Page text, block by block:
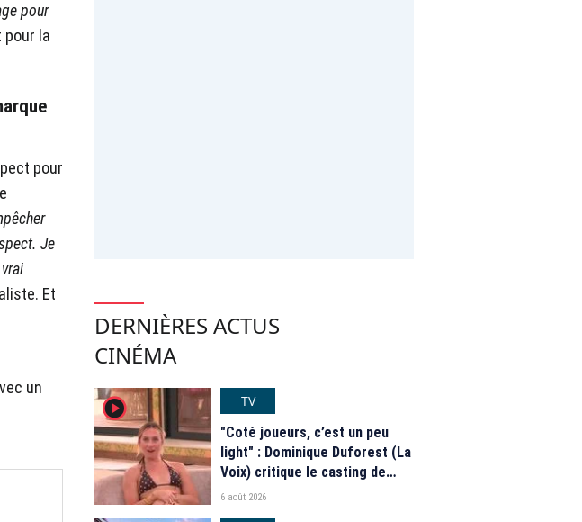
pour
pour la
pour
Je
Et
un
DERNIÈRES ACTUS
CINÉMA
player2
TV
"Coté joueurs, c’est un peu
light" : Dominique Duforest (La
Voix) critique le casting de
"Secret Story" 2026
6 août 2026